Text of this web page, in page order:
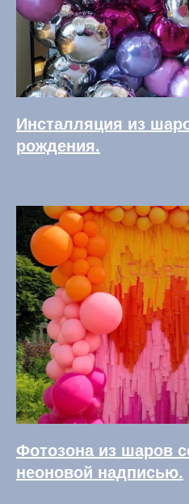
Инсталляция из
рождения.
Фотозона из шаров
неоновой надписью.